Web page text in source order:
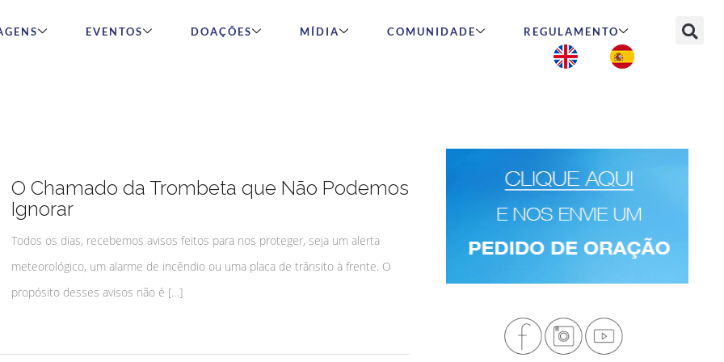
EVENTOS DOAÇÕES MÍDIA COMUNIDADE REGULAMENTO
O Chamado da Trombeta que Não Podemos
Ignorar
Todos os dias, recebemos avisos feitos para nos proteger, seja um alerta
meteorológico, um alarme de incêndio ou uma placa de trânsito à frente. O
propósito desses avisos não é […]